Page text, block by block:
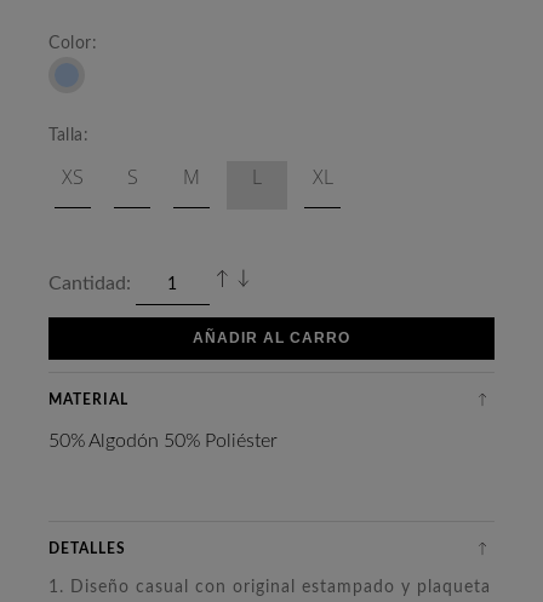
Color:
Talla:
XS S M L XL
Cantidad:
AÑADIR AL CARRO
MATERIAL
50% Algodón 50% Poliéster
DETALLES
1. Diseño casual con original estampado y plaqueta